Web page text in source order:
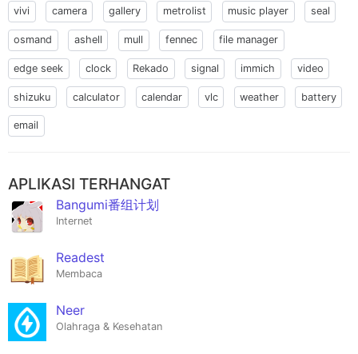
vivi camera gallery metrolist music player seal
osmand ashell mull fennec file manager
edge seek clock Rekado signal immich video
shizuku calculator calendar vlc weather battery
email
APLIKASI TERHANGAT
Bangumi番组计划
Internet
Readest
Membaca
Neer
Olahraga & Kesehatan